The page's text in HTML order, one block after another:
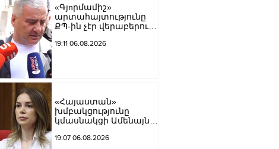
«Գյnրմամիշ»
արտահայտությունը
ՔՊ-ին չէր վերաբերում,
խլnղներին էր
19:11 06.08.2026
«Հայաստան»
խմբակցությունը
կմասնակցի Ամենայն
դատավարությանը․
19:07 06.08.2026